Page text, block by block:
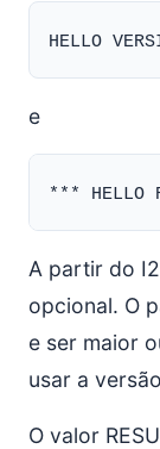
e
A partir do
opcional. O
e ser maior
usar a
O valor